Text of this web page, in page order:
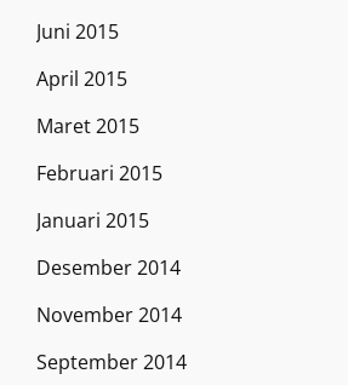
Juni 2015
April 2015
Maret 2015
Februari 2015
Januari 2015
Desember 2014
November 2014
September 2014